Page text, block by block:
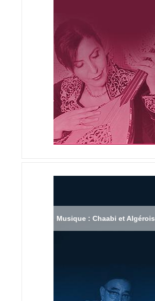
Musique : Chaabi et Algérois